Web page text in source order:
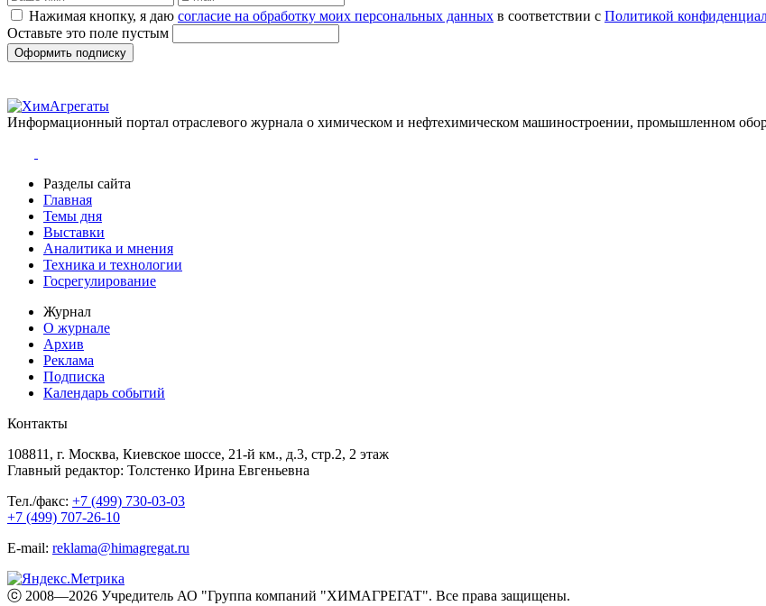
Нажимая кнопку, я даю согласие на обработку моих персональных данных в соответствии с Политикой
Оставьте это поле пустым
Оформить подписку
Информационный портал отраслевого журнала о химическом и нефтехимическом машиностроении, промышленном
Разделы сайта
Главная
Темы дня
Выставки
Аналитика и мнения
Техника и технологии
Госрегулирование
Журнал
О журнале
Архив
Реклама
Подписка
Календарь событий
Контакты
108811, г. Москва, Киевское шоссе, 21-й км., д.3, стр.2, 2 этаж
Главный редактор: Толстенко Ирина Евгеньевна
Тел./факс: +7 (499) 730-03-03
+7 (499) 707-26-10
E-mail: reklama@himagregat.ru
ⓒ 2008—2026 Учредитель АО "Группа компаний "ХИМАГРЕГАТ". Все права защищены.